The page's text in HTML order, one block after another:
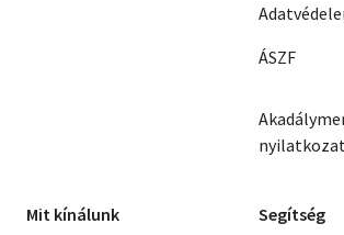
ÁSZF
nyilatkozat
Mit kínálunk Segítség